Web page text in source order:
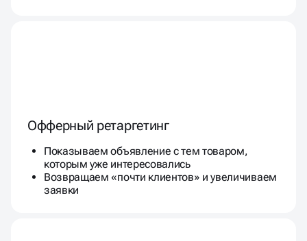
Офферный ретаргетинг
Показываем объявление с тем товаром,
которым уже интересовались
Возвращаем «почти клиентов» и увеличиваем
заявки